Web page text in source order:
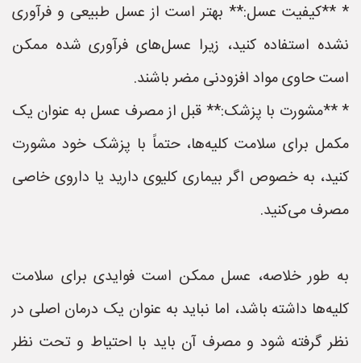
* **کیفیت عسل:** بهتر است از عسل طبیعی و فرآوری
نشده استفاده کنید، زیرا عسل‌های فرآوری شده ممکن
است حاوی مواد افزودنی مضر باشند.
* **مشورت با پزشک:** قبل از مصرف عسل به عنوان یک
مکمل برای سلامت کلیه‌ها، حتماً با پزشک خود مشورت
کنید، به خصوص اگر بیماری کلیوی دارید یا داروی خاصی
مصرف می‌کنید.
به طور خلاصه، عسل ممکن است فوایدی برای سلامت
کلیه‌ها داشته باشد، اما نباید به عنوان یک درمان اصلی در
نظر گرفته شود و مصرف آن باید با احتیاط و تحت نظر